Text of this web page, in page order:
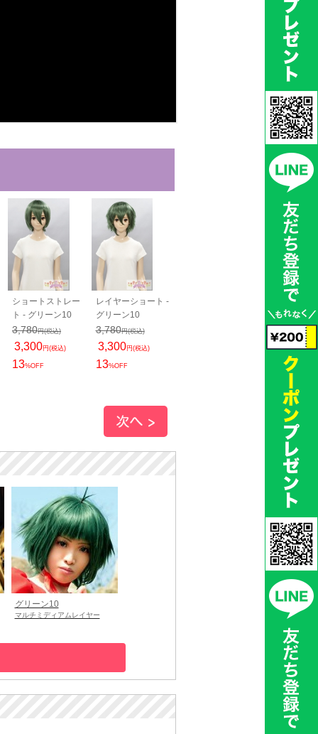
ショートストレー
ト - グリーン10
3,780円(税込)
3,300円(税込)
13%OFF
レイヤーショート -
グリーン10
3,780円(税込)
3,300円(税込)
13%OFF
スタンダード
グリーン10
4,050 円(税込)
3,520円(税込)
%OFF
グリーン10
マルチミディアムレイヤー